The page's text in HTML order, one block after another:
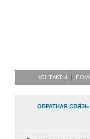
КОНТАКТЫ
ОБРАТНАЯ СВЯЗЬ